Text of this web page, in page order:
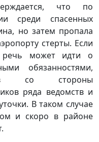
что по
среди спасенных
но затем пропала
стерты. Если
речь может идти о
обязанностями,
со стороны
ряда ведомств и
В таком случае
и скоро в районе